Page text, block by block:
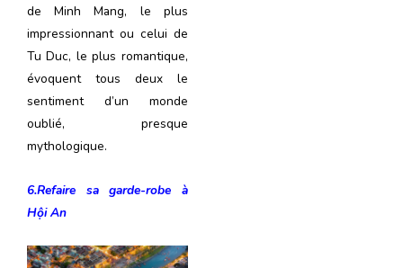
de Minh Mang, le plus
impressionnant ou celui de
Tu Duc, le plus romantique,
évoquent tous deux le
sentiment d’un monde
oublié, presque
mythologique.
6.Refaire sa garde-robe à
Hội An